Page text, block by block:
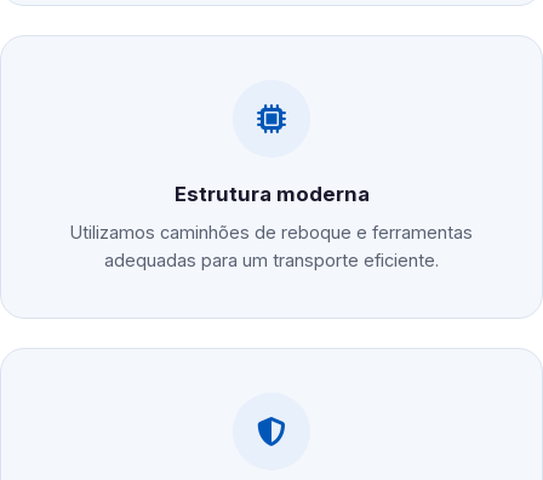
Estrutura moderna
Utilizamos caminhões de reboque e ferramentas
adequadas para um transporte eficiente.